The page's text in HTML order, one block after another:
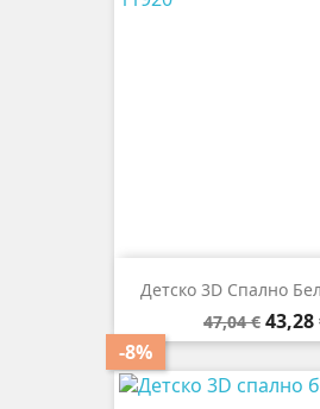
Детско 3D Спално
Редовна
цена
47,04 €
-8%
Цена
43,28